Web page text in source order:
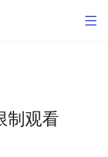
制观看